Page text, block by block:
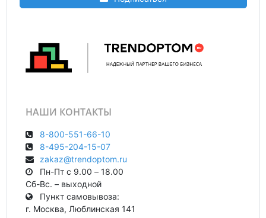
НАШИ КОНТАКТЫ
8-800-551-66-10
8-495-204-15-07
zakaz@trendoptom.ru
Пн-Пт с 9.00 – 18.00
Сб-Вс. – выходной
Пункт самовывоза:
г. Москва, Люблинская 141